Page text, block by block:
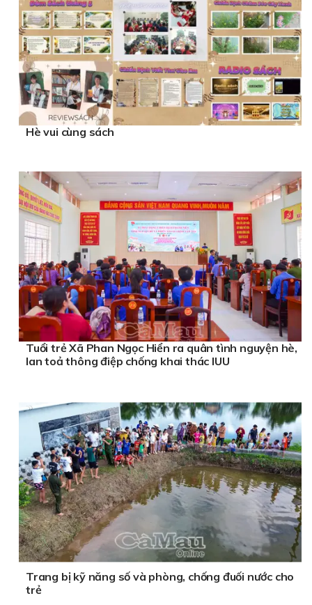
Hè vui cùng sách
Tuổi trẻ Xã Phan Ngọc Hiển ra quân tình nguyện hè,
lan toả thông điệp chống khai thác IUU
Trang bị kỹ năng số và phòng, chống đuối nước cho
trẻ